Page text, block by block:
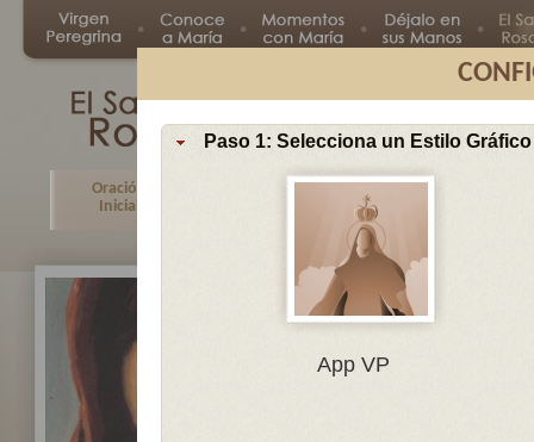
Paso 1: Selecciona un Estilo Gráfico
App VP
Oración
Inicial
Misterio